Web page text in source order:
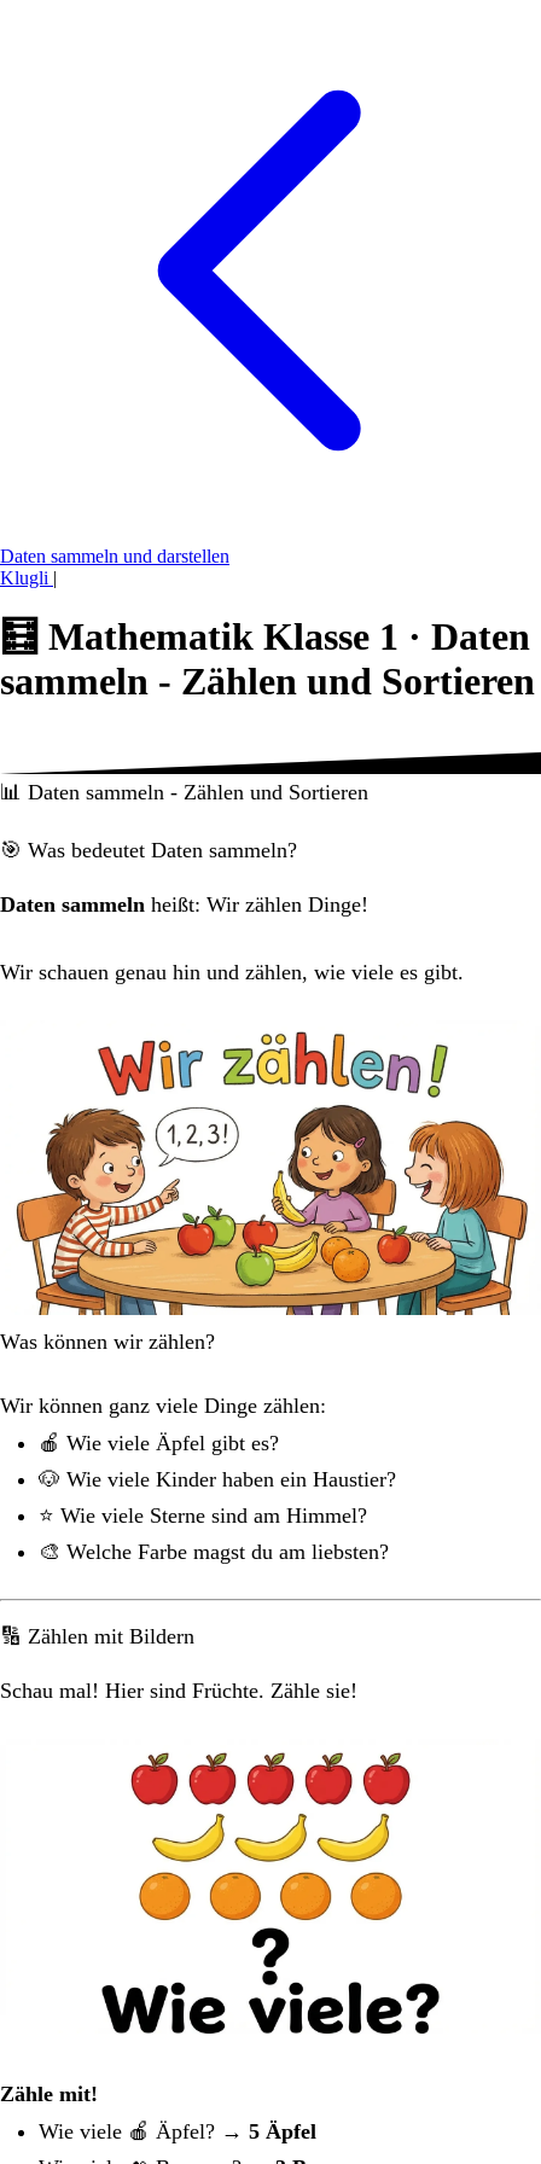
Daten sammeln und darstellen
Klugli |
🧮 Mathematik Klasse 1 · Daten
sammeln - Zählen und Sortieren
📊 Daten sammeln - Zählen und Sortieren
🎯 Was bedeutet Daten sammeln?
Daten sammeln heißt: Wir zählen Dinge!
Wir schauen genau hin und zählen, wie viele es gibt.
Was können wir zählen?
Wir können ganz viele Dinge zählen:
🍎 Wie viele Äpfel gibt es?
🐶 Wie viele Kinder haben ein Haustier?
⭐ Wie viele Sterne sind am Himmel?
🎨 Welche Farbe magst du am liebsten?
🔢 Zählen mit Bildern
Schau mal! Hier sind Früchte. Zähle sie!
Zähle mit!
Wie viele 🍎 Äpfel? → 5 Äpfel